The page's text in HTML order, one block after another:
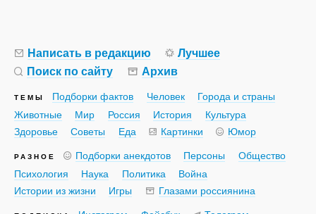
Написать в редакцию
Лучшее
Поиск по сайту
Архив
ТЕМЫ Подборки фактов Человек
Города и страны
Животные
Мир Россия История
Культура
Здоровье
Советы Еда Картинки Юмор
РАЗНОЕ Подборки анекдотов Персоны
Общество
Психология
Наука Политика
Война
Истории из жизни
Игры Глазами россиянина